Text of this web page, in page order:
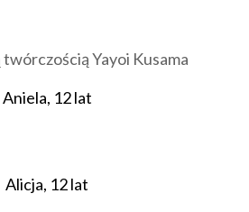
Aniela, 12 lat
Alicja, 12 lat